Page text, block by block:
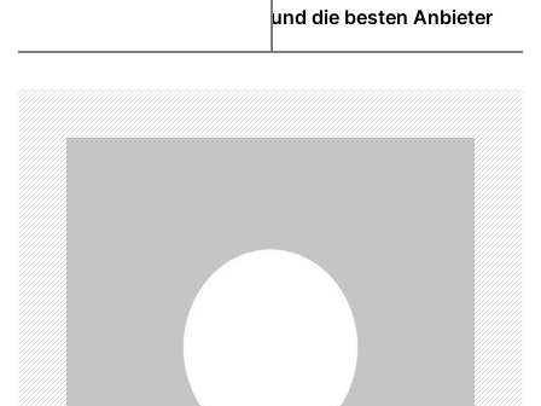
r
a
g
s
n
a
v
i
und die besten Anbieter